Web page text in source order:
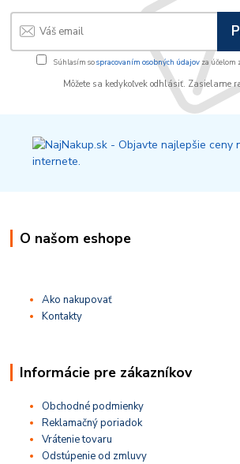
Súhlasím sospracovaním osobných údajov za účelom
Môžete sa kedykoľvek odhlásiť. Zasielame
O našom eshope
Ako nakupovať
Kontakty
Informácie pre zákazníkov
Obchodné podmienky
Reklamačný poriadok
Vrátenie tovaru
Odstúpenie od zmluvy